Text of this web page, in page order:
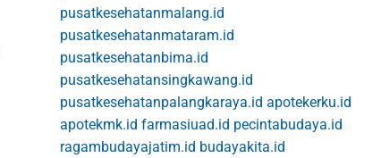
pusatkesehatanmalang.id
pusatkesehatanmataram.id
pusatkesehatanbima.id
pusatkesehatansingkawang.id
pusatkesehatanpalangkaraya.id apotekerku.id
apotekmk.id farmasiuad.id pecintabudaya.id
ragambudayajatim.id budayakita.id